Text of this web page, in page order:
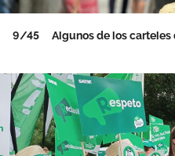
9/45 Algunos de los